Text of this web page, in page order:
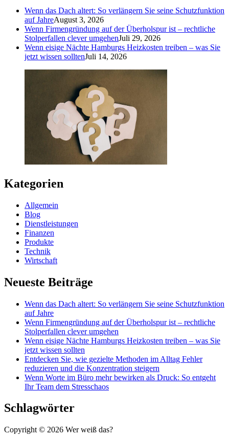
Wenn das Dach altert: So verlängern Sie seine Schutzfunktion
auf JahreAugust 3, 2026
Wenn Firmengründung auf der Überholspur ist – rechtliche
Stolperfallen clever umgehenJuli 29, 2026
Wenn eisige Nächte Hamburgs Heizkosten treiben – was Sie
jetzt wissen solltenJuli 14, 2026
Kategorien
Allgemein
Blog
Dienstleistungen
Finanzen
Produkte
Technik
Wirtschaft
Neueste Beiträge
Wenn das Dach altert: So verlängern Sie seine Schutzfunktion
auf Jahre
Wenn Firmengründung auf der Überholspur ist – rechtliche
Stolperfallen clever umgehen
Wenn eisige Nächte Hamburgs Heizkosten treiben – was Sie
jetzt wissen sollten
Entdecken Sie, wie gezielte Methoden im Alltag Fehler
reduzieren und die Konzentration steigern
Wenn Worte im Büro mehr bewirken als Druck: So entgeht
Ihr Team dem Stresschaos
Schlagwörter
Copyright © 2026 Wer weiß das?